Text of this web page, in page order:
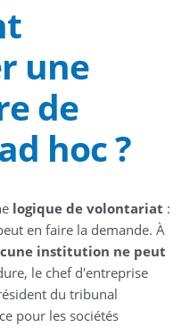
une
de
hoc ?
logique de volontariat :
en faire la demande. À
institution ne peut
le chef d'entreprise
du tribunal
pour les sociétés